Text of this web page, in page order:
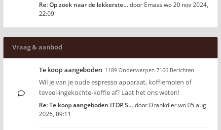
Re: Op zoek naar de lekkerste… door Emasswo 20 nov 2024,
22:09
Vraag & aanbod
Te koop aangeboden 1189 Onderwerpen 7166 Berichten
Wil je van je oude espresso apparaat, koffiemolen of
teveel-ingekochte-koffie af? Laat het ons weten!
Re: Te koop aangeboden ITOP S… door Drankdierwo 05 aug
2026, 09:11